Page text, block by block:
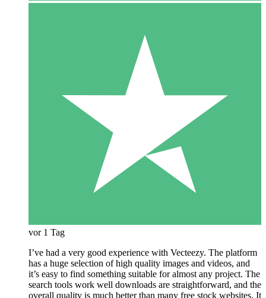
vor 1 Tag
I’ve had a very good experience with Vecteezy. The platform
has a huge selection of high quality images and videos, and
it’s easy to find something suitable for almost any project. The
search tools work well downloads are straightforward, and the
overall quality is much better than many free stock websites. It